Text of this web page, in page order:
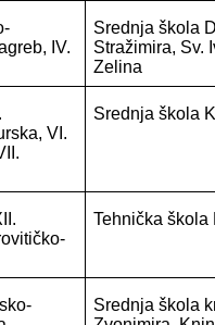
IV.
Srednja škola
Stražimira, Sv.
Zelina
VI.
Srednja škola
Tehnička škola
Srednja škola